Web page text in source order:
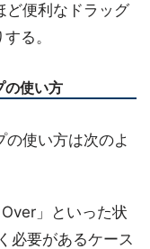
ど便利なドラッグ
る。
の使い方
使い方は次のよ
」といった状
必要があるケース